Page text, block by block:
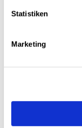
Statistiken
Marketing
ALEBA